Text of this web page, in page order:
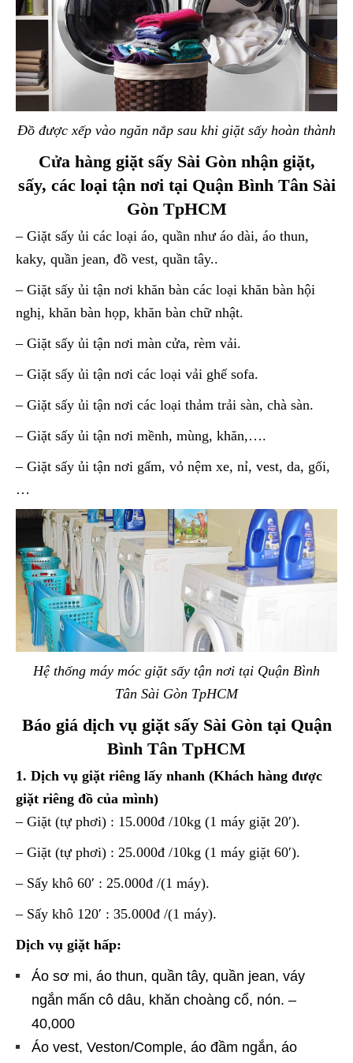
Đồ được xếp vào ngăn nắp sau khi giặt sấy hoàn thành
Cửa hàng giặt sấy Sài Gòn nhận giặt,
sấy, các loại tận nơi tại Quận Bình Tân Sài
Gòn TpHCM
– Giặt sấy ủi các loại áo, quần như áo dài, áo thun,
kaky, quần jean, đồ vest, quần tây..
– Giặt sấy ủi tận nơi khăn bàn các loại khăn bàn hội
nghị, khăn bàn họp, khăn bàn chữ nhật.
– Giặt sấy ủi tận nơi màn cửa, rèm vải.
– Giặt sấy ủi tận nơi các loại vải ghế sofa.
– Giặt sấy ủi tận nơi các loại thảm trải sàn, chà sàn.
– Giặt sấy ủi tận nơi mềnh, mùng, khăn,….
– Giặt sấy ủi tận nơi gấm, vỏ nệm xe, nỉ, vest, da, gối,
…
Hệ thống máy móc giặt sấy tận nơi tại Quận Bình
Tân Sài Gòn TpHCM
Báo giá dịch vụ giặt sấy Sài Gòn tại Quận
Bình Tân TpHCM
1. Dịch vụ giặt riêng lấy nhanh (Khách hàng được
giặt riêng đồ của mình)
– Giặt (tự phơi) : 15.000đ /10kg (1 máy giặt 20′).
– Giặt (tự phơi) : 25.000đ /10kg (1 máy giặt 60′).
– Sấy khô 60′ : 25.000đ /(1 máy).
– Sấy khô 120′ : 35.000đ /(1 máy).
Dịch vụ giặt hấp:
Áo sơ mi, áo thun, quần tây, quần jean, váy
ngắn mấn cô dâu, khăn choàng cổ, nón. –
40,000
Áo vest, Veston/Comple, áo đầm ngắn, áo